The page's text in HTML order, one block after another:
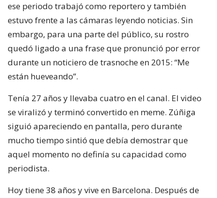
ese periodo trabajó como reportero y también
estuvo frente a las cámaras leyendo noticias. Sin
embargo, para una parte del público, su rostro
quedó ligado a una frase que pronunció por error
durante un noticiero de trasnoche en 2015: “Me
están hueveando”.
Tenía 27 años y llevaba cuatro en el canal. El video
se viralizó y terminó convertido en meme. Zúñiga
siguió apareciendo en pantalla, pero durante
mucho tiempo sintió que debía demostrar que
aquel momento no definía su capacidad como
periodista.
Hoy tiene 38 años y vive en Barcelona. Después de